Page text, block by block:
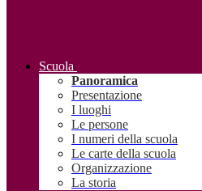
Scuola
Panoramica
Presentazione
I luoghi
Le persone
I numeri della scuola
Le carte della scuola
Organizzazione
La storia